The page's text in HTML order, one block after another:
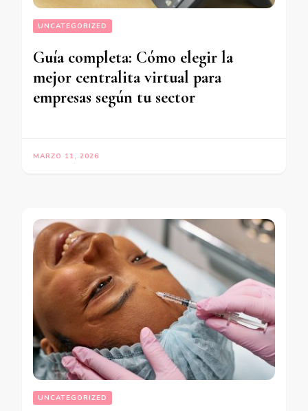
UNCATEGORIZED
Guía completa: Cómo elegir la
mejor centralita virtual para
empresas según tu sector
MARZO 11, 2026
UNCATEGORIZED